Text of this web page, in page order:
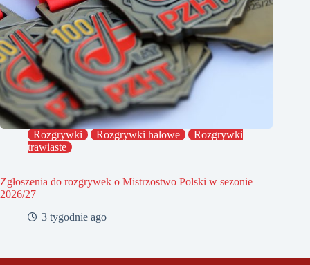
Rozgrywki Rozgrywki halowe
Rozgrywki
trawiaste
Zgłoszenia do rozgrywek o Mistrzostwo Polski w sezonie
2026/27
3 tygodnie ago